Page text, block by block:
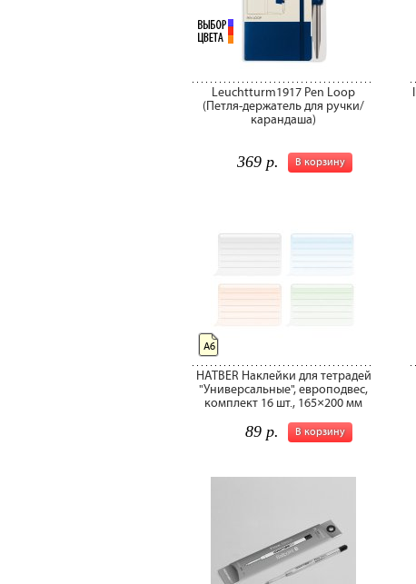
Leuchtturm1917 Pen Loop
(Петля-держатель для ручки/
карандаша)
В корзину
369 р.
HATBER Наклейки для тетрадей
"Универсальные", европодвес,
комплект 16 шт., 165×200 мм
В корзину
89 р.
А6